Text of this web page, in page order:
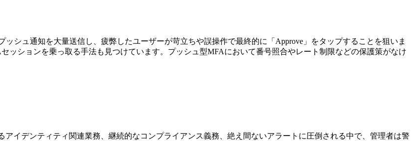
シュ通知を大量送信し、疲弊したユーザーが苛立ちや誤操作で最終的に「Approve」をタップすることを狙いま
ッションを乗っ取る手法も見つけています。プッシュ型MFAにおいて番号照合やレート制限などの保護策がなけ
イデンティティ関連業務、継続的なコンプライアンス義務、絶え間ないアラートに圧倒される中で、管理者は警